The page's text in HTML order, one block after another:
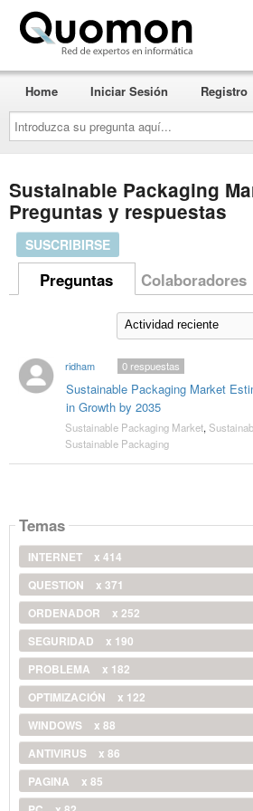
Introduzca
su
pregunta
aquí...
Home Iniciar Sesión Registro
Sustainable Packaging
Preguntas y respuestas
SUSCRIBIRSE
Preguntas Colaboradores
ridham
Sustainable Packaging Market
in Growth by 2035
0respuestas
Sustainable Packaging Market,
Sustainable Packaging
Temas
INTERNET
x 414
QUESTION
x 371
ORDENADOR
x 252
SEGURIDAD
x 190
PROBLEMA
x 182
OPTIMIZACIÓN
x 122
WINDOWS
x 88
ANTIVIRUS
x 86
PAGINA
x 85